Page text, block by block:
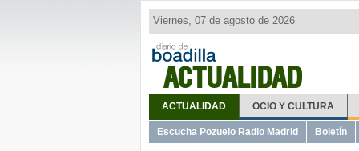
ACTUALIDAD
Viernes, 07 de agosto de 2026
ACTUALIDAD OCIO Y CULTURA
Escucha Pozuelo Radio Madrid Boletín